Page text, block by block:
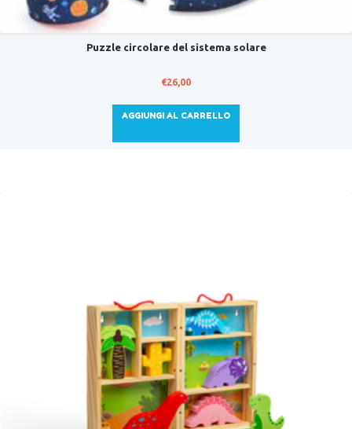
Puzzle circolare del sistema solare
€26,00
AGGIUNGI AL CARRELLO